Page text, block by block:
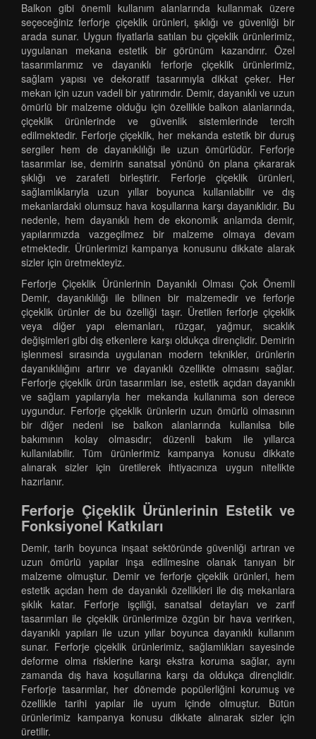
Balkon gibi önemli kullanım alanlarında kullanmak üzere
seçeceğiniz ferforje çiçeklik ürünleri, şıklığı ve güvenliği bir
arada sunar. Uygun fiyatlarla satılan bu çiçeklik ürünlerimiz,
uygulanan mekana estetik bir görünüm kazandırır. Özel
tasarımlarımız ve dayanıklı ferforje çiçeklik ürünlerimiz,
sağlam yapısı ve dekoratif tasarımıyla dikkat çeker. Her
mekan için uzun vadeli bir yatırımdır. Demir, dayanıklı ve uzun
ömürlü bir malzeme olduğu için özellikle balkon alanlarında,
çiçeklik ürünlerinde ve güvenlik sistemlerinde tercih
edilmektedir. Ferforje çiçeklik, her mekanda estetik bir duruş
sergiler hem de dayanıklılığı ile uzun ömürlüdür. Ferforje
tasarımlar ise, demirin sanatsal yönünü ön plana çıkararak
şıklığı ve zarafeti birleştirir. Ferforje çiçeklik ürünleri,
sağlamlıklarıyla uzun yıllar boyunca kullanılabilir ve dış
mekanlardaki olumsuz hava koşullarına karşı dayanıklıdır. Bu
nedenle, hem dayanıklı hem de ekonomik anlamda demir,
yapılarımızda vazgeçilmez bir malzeme olmaya devam
etmektedir. Ürünlerimizi kampanya konusunu dikkate alarak
sizler için üretmekteyiz.
Ferforje Çiçeklik Ürünlerinin Dayanıklı Olması Çok Önemli
Demir, dayanıklılığı ile bilinen bir malzemedir ve ferforje
çiçeklik ürünler de bu özelliği taşır. Üretilen ferforje çiçeklik
veya diğer yapı elemanları, rüzgar, yağmur, sıcaklık
değişimleri gibi dış etkenlere karşı oldukça dirençlidir. Demirin
işlenmesi sırasında uygulanan modern teknikler, ürünlerin
dayanıklılığını artırır ve dayanıklı özellikte olmasını sağlar.
Ferforje çiçeklik ürün tasarımları ise, estetik açıdan dayanıklı
ve sağlam yapılarıyla her mekanda kullanıma son derece
uygundur. Ferforje çiçeklik ürünlerin uzun ömürlü olmasının
bir diğer nedeni ise balkon alanlarında kullanılsa bile
bakımının kolay olmasıdır; düzenli bakım ile yıllarca
kullanılabilir. Tüm ürünlerimiz kampanya konusu dikkate
alınarak sizler için üretilerek ihtiyacınıza uygun nitelikte
hazırlanır.
Ferforje Çiçeklik Ürünlerinin Estetik ve
Fonksiyonel Katkıları
Demir, tarih boyunca inşaat sektöründe güvenliği artıran ve
uzun ömürlü yapılar inşa edilmesine olanak tanıyan bir
malzeme olmuştur. Demir ve ferforje çiçeklik ürünleri, hem
estetik açıdan hem de dayanıklı özellikleri ile dış mekanlara
şıklık katar. Ferforje işçiliği, sanatsal detayları ve zarif
tasarımları ile çiçeklik ürünlerimize özgün bir hava verirken,
dayanıklı yapıları ile uzun yıllar boyunca dayanıklı kullanım
sunar. Ferforje çiçeklik ürünlerimiz, sağlamlıkları sayesinde
deforme olma risklerine karşı ekstra koruma sağlar, aynı
zamanda dış hava koşullarına karşı da oldukça dirençlidir.
Ferforje tasarımlar, her dönemde popülerliğini korumuş ve
özellikle tarihi yapılar ile uyum içinde olmuştur. Bütün
ürünlerimiz kampanya konusu dikkate alınarak sizler için
üretilir.